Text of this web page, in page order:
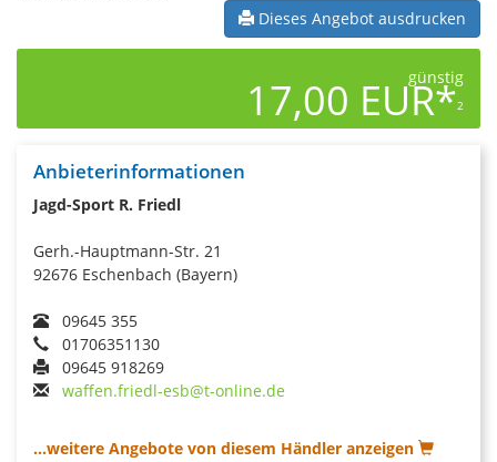
Dieses Angebot ausdrucken
günstig
17,00 EUR*2
Anbieterinformationen
Jagd-Sport R. Friedl
Gerh.-Hauptmann-Str. 21
92676 Eschenbach (Bayern)
09645 355
01706351130
09645 918269
waffen.friedl-esb@t-online.de
...weitere Angebote von diesem Händler anzeigen